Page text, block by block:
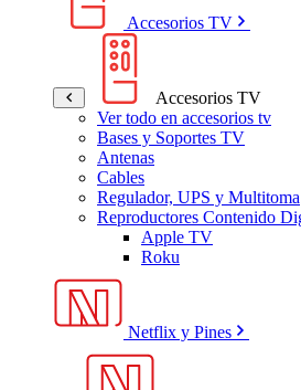
Accesorios TV
Accesorios TV
Ver todo en accesorios tv
Bases y Soportes TV
Antenas
Cables
Regulador, UPS y Multitoma
Reproductores Contenido
Apple TV
Roku
Netflix y Pines